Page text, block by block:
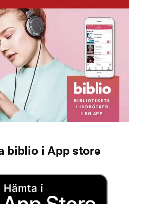
biblio i App store